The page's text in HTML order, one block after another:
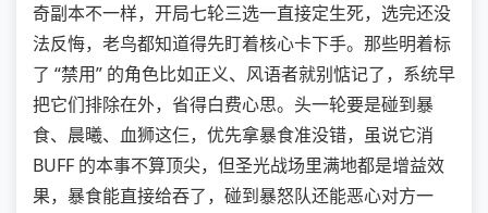
奇副本不一样，开局七轮三选一直接定生死，选完还没
法反悔，老鸟都知道得先盯着核心卡下手。那些明着标
了 “禁用” 的角色比如正义、风语者就别惦记了，系统早
把它们排除在外，省得白费心思。头一轮要是碰到暴
食、晨曦、血狮这仨，优先拿暴食准没错，虽说它消
BUFF 的本事不算顶尖，但圣光战场里满地都是增益效
果，暴食能直接给吞了，碰到暴怒队还能恶心对方一